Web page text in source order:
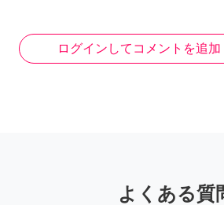
一先ず上記内容
うか、教えてい
ログインしてコメントを追加
よくある質